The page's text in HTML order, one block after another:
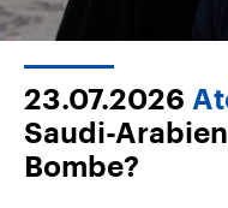
23.07.2026
Saudi-
Bombe?